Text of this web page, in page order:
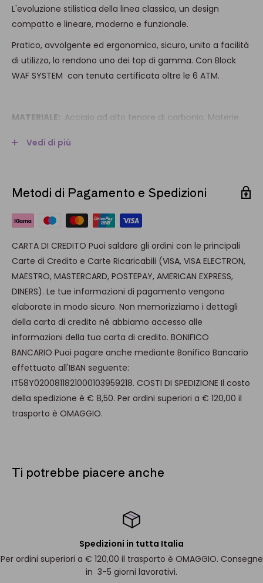
L'evoluzione stilistica della linea classica, un design
compatto e lineare, moderno e funzionale.
Pratico, avvolgente ed ergonomico, sicuro, unito a facilità
di utilizzo, lo rendono uno dei top di gamma. Con Block
WAF SYSTEM con tenuta certificata oltre le 6 ATM.
MATERIALE: Acciaio ad alto tenore di carbonio. Materie
DIMENSIONE: 4,5 x 4,0 x 5,0 cm
LAVAGGIO:
a mano
Possibilità di personalizzazione con ordine minimo di 420
pezzi. Per un preventivo, contattarci a nostro indirizzo
email: info@brevettiwaf.it.
Vedi di più
Metodi di Pagamento e Spedizioni
CARTA DI CREDITO Puoi saldare gli ordini con le principali
Carte di Credito e Carte Ricaricabili (VISA, VISA ELECTRON,
MAESTRO, MASTERCARD, POSTEPAY, AMERICAN EXPRESS,
DINERS). Le tue informazioni di pagamento vengono
elaborate in modo sicuro. Non memorizziamo i dettagli
della carta di credito né abbiamo accesso alle
informazioni della tua carta di credito. BONIFICO
BANCARIO Puoi pagare anche mediante Bonifico Bancario
effettuato all'IBAN seguente:
IT58Y0200811821000103959218. COSTI DI SPEDIZIONE Il costo
della spedizione è € 8,50. Per ordini superiori a € 120,00 il
trasporto è OMAGGIO.
Ti potrebbe piacere anche
Spedizioni in tutta Italia
Per ordini superiori a € 120,00 il trasporto è OMAGGIO. Consegne
in 3-5 giorni lavorativi.